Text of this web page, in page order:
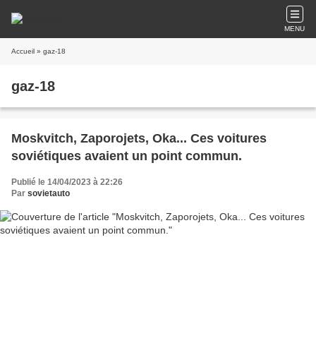
MENU
Accueil » gaz-18
gaz-18
Moskvitch, Zaporojets, Oka... Ces voitures
soviétiques avaient un point commun.
Publié le 14/04/2023 à 22:26
Par sovietauto